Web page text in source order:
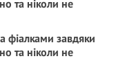
фіалками завдяки
та ніколи не